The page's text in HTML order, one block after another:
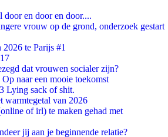
door en door en door....
vrouw op de grond, onderzoek gestart
te Parijs #1
dat vrouwen socialer zijn?
naar een mooie toekomst
Lying sack of shit.
warmtegetal van 2026
of irl) te maken gehad met
jij aan je beginnende relatie?